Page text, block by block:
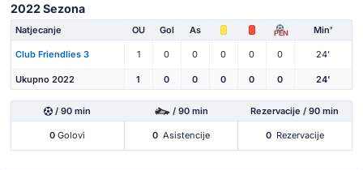
2022 Sezona
Natjecanje OU Gol As PEN Min'
Club Friendlies 3 1 0 0 0 0 0 24'
Ukupno 2022 1 0 0 0 0 0 24'
/ 90 min / 90 min Rezervacije / 90 min
0 Golovi 0 Asistencije 0 Rezervacije